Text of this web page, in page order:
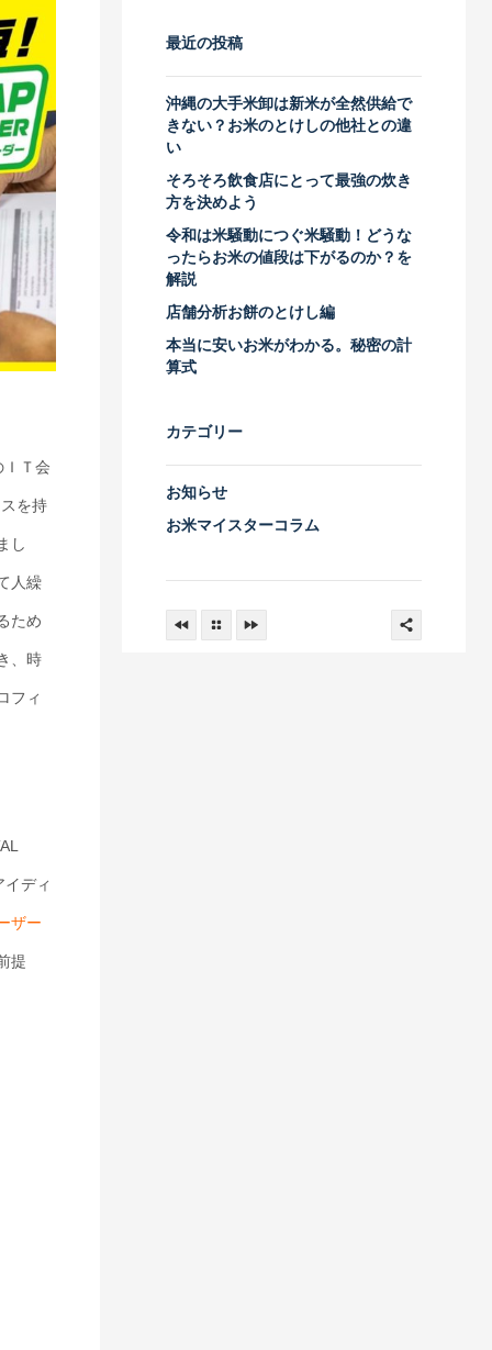
Ｔ会
を持
し
人繰
ため
、時
フィ
ディ
ザー
提
最近の投稿
沖縄の大手米卸は新米が全然供給で
きない？お米のとけしの他社との違
い
そろそろ飲食店にとって最強の炊き
方を決めよう
令和は米騒動につぐ米騒動！どうな
ったらお米の値段は下がるのか？を
解説
店舗分析お餅のとけし編
本当に安いお米がわかる。秘密の計
算式
カテゴリー
お知らせ
お米マイスターコラム